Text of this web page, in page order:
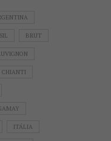
BRUT
CHIANTI
ITÁLIA